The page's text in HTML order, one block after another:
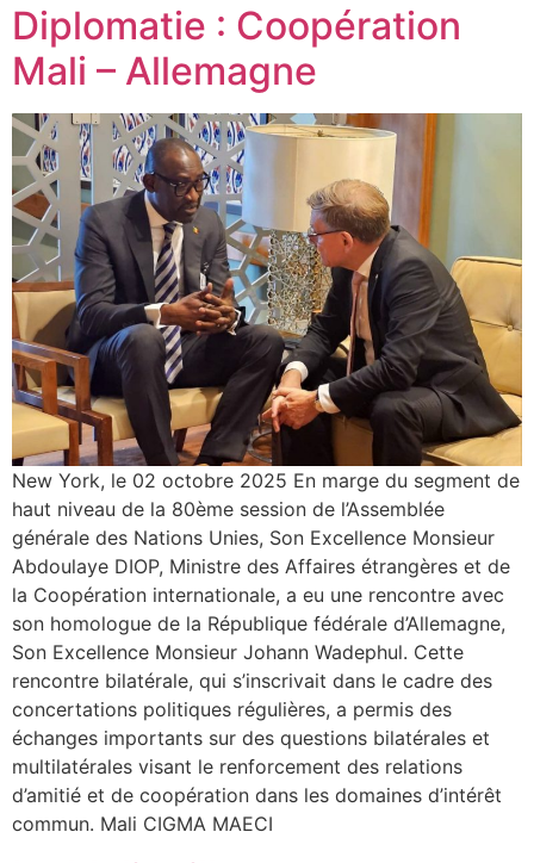
Diplomatie : Coopération
Mali – Allemagne
New York, le 02 octobre 2025 En marge du segment de
haut niveau de la 80ème session de l’Assemblée
générale des Nations Unies, Son Excellence Monsieur
Abdoulaye DIOP, Ministre des Affaires étrangères et de
la Coopération internationale, a eu une rencontre avec
son homologue de la République fédérale d’Allemagne,
Son Excellence Monsieur Johann Wadephul. Cette
rencontre bilatérale, qui s’inscrivait dans le cadre des
concertations politiques régulières, a permis des
échanges importants sur des questions bilatérales et
multilatérales visant le renforcement des relations
d’amitié et de coopération dans les domaines d’intérêt
commun. Mali CIGMA MAECI